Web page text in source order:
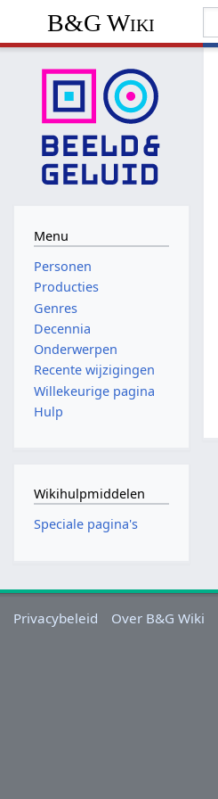
B&G Wiki
Menu
Personen
Producties
Genres
Decennia
Onderwerpen
Recente wijzigingen
Willekeurige pagina
Hulp
Wikihulpmiddelen
Speciale pagina's
Privacybeleid Over B&G Wiki